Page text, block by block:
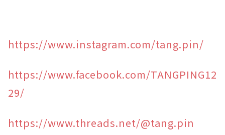
https://www.instagram.com/tang.pin/
https://www.facebook.com/TANGPING12
29/
https://www.threads.net/@tang.pin